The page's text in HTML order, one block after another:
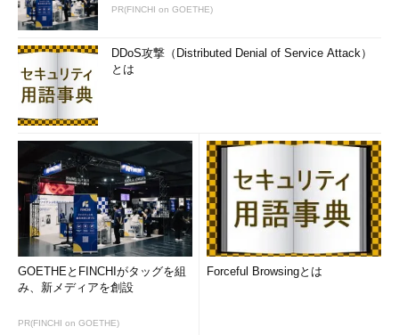
PR(FINCHI on GOETHE)
DDoS攻撃（Distributed Denial of Service Attack）
とは
GOETHEとFINCHIがタッグを組
み、新メディアを創設
PR(FINCHI on GOETHE)
Forceful Browsingとは